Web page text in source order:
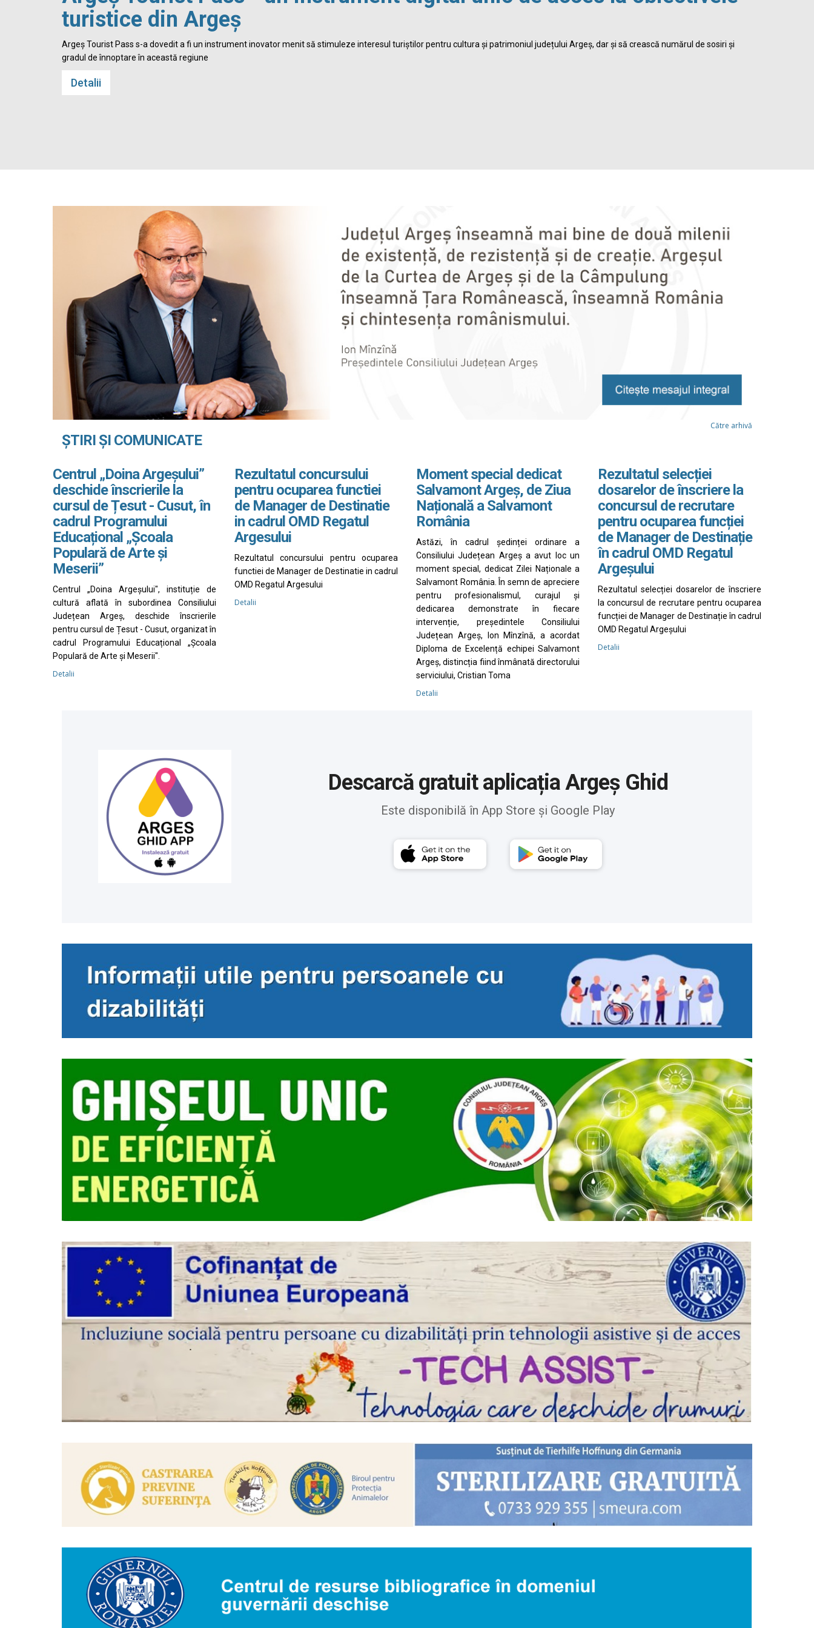
turistice din Argeș
Argeș Tourist Pass s-a dovedit a fi un instrument inovator menit să stimuleze interesul turiștilor pentru cultura și patrimoniul județului Argeș, dar și să crească numărul de sosiri și
gradul de înnoptare în această regiune
Detalii
ȘTIRI ȘI COMUNICATE
Către arhivă
Centrul „Doina Argeșului”
deschide înscrierile la
cursul de Țesut - Cusut, în
cadrul Programului
Educațional „Școala
Populară de Arte și
Meserii”
Centrul „Doina Argeșului", instituție de
cultură aflată în subordinea Consiliului
Județean Argeș, deschide înscrierile
pentru cursul de Țesut - Cusut, organizat în
cadrul Programului Educațional „Școala
Populară de Arte și Meserii".
Detalii
Rezultatul concursului
pentru ocuparea functiei
de Manager de Destinatie
in cadrul OMD Regatul
Argesului
Rezultatul concursului pentru ocuparea
functiei de Manager de Destinatie in cadrul
OMD Regatul Argesului
Detalii
Moment special dedicat
Salvamont Argeș, de Ziua
Națională a Salvamont
România
Astăzi, în cadrul ședinței ordinare a
Consiliului Județean Argeș a avut loc un
moment special, dedicat Zilei Naționale a
Salvamont România. În semn de apreciere
pentru profesionalismul, curajul și
dedicarea demonstrate în fiecare
intervenție, președintele Consiliului
Județean Argeș, Ion Mînzînă, a acordat
Diploma de Excelență echipei Salvamont
Argeș, distincția fiind înmânată directorului
serviciului, Cristian Toma
Detalii
Rezultatul selecției
dosarelor de înscriere la
concursul de recrutare
pentru ocuparea funcției
de Manager de Destinație
în cadrul OMD Regatul
Argeșului
Rezultatul selecției dosarelor de înscriere
la concursul de recrutare pentru ocuparea
funcției de Manager de Destinație în cadrul
OMD Regatul Argeșului
Detalii
Descarcă gratuit aplicația Argeș Ghid
Este disponibilă în App Store și Google Play